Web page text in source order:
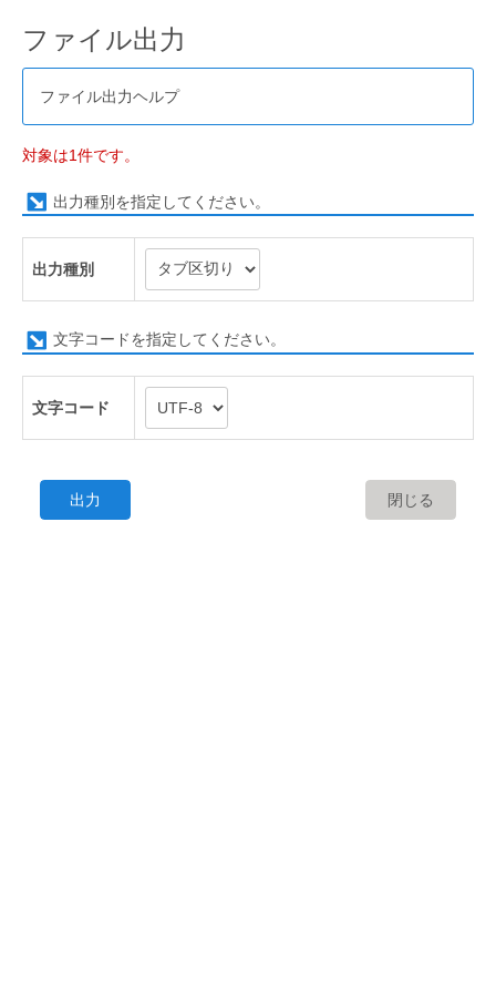
ファイル出力
ファイル出力ヘルプ
対象は1件です。
出力種別を指定してください。
出力種別
文字コードを指定してください。
文字コード